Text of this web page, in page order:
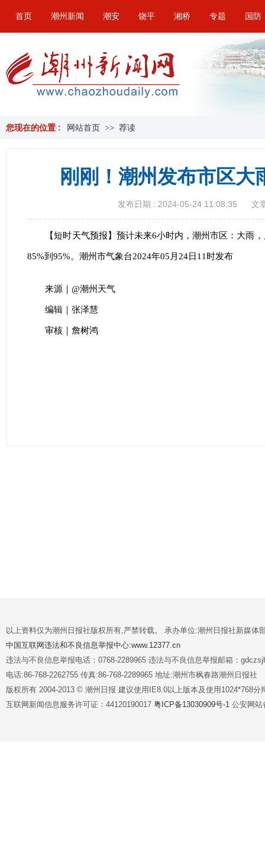
首页 潮州新闻 潮安 饶平 湘桥 专题 国防
您现在的位置 : 网站首页 >> 荐读
刚刚！潮州发布市区大
发布日期 : 2024-05-24 11:08:35 文
【短时天气预报】预计未来6小时内，潮州市区：大雨
85%到95%。潮州市气象台2024年05月24日11时发布
来源｜@潮州天气
编辑｜张泽慧
审核｜詹树鸿
以上资料仅为潮州日报社版权所有,严禁转载。 承办单位:潮州日报社新媒体
中国互联网违法和不良信息举报中心:www.12377.cn
违法与不良信息举报电话：0768-2289965 违法与不良信息举报邮箱：
电话:86-768-2262755 传真:86-768-2289965 地址:潮州市枫春路潮州日报社
版权所有 2004-2013 © 潮州日报 建议使用IE8.0以上版本及使用1024*768分
互联网新闻信息服务许可证：44120190017 粤ICP备13030909号-1 公安网站